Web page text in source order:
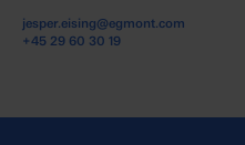
jesper.eising@egmont.com
+45 29 60 30 19